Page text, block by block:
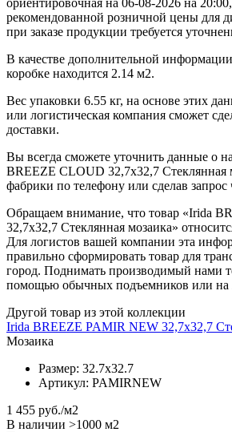
рекомендованной розничной цены для
при заказе продукции требуется
В качестве дополнительной
коробке находится 2.14 м2.
Вес упаковки 6.55 кг, на основе этих
или логистическая компания сможет
доставки.
Вы всегда сможете уточнить данные о
BREEZE CLOUD 32,7x32,7 Стеклянная
фабрики по телефону или сделав запрос
Обращаем внимание, что товар «Irida
32,7x32,7 Стеклянная мозаика»
Для логистов вашей компании эта
правильно сформировать товар для
город. Поднимать производимый нами
помощью обычных подъемников или на
Другой товар из этой коллекции
Irida BREEZE PAMIR NEW 32,7x32,7
Мозаика
Размер: 32.7x32.7
Артикул: PAMIRNEW
1 455 руб./м2
В наличии >1000 м2